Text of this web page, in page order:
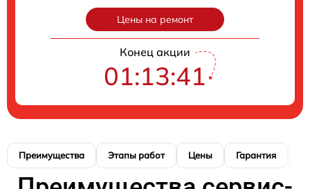
Цены на ремонт
Конец акции
01:13:40
Преимущества Этапы работ Цены Гарантия